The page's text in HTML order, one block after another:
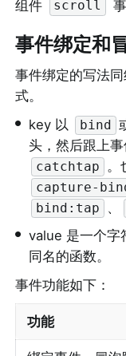
组件
scroll
事件绑定和
事件绑定的写法
式。
• key 以 bind
头，然后跟上
catchtap 。
capture-
bind:tap 、
• value 是一个字
同名的函数。
事件功能如下：
功能